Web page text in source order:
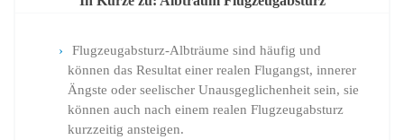
Flugzeugabsturz-Albträume sind häufig und
können das Resultat einer realen Flugangst, innerer
Ängste oder seelischer Unausgeglichenheit sein, sie
können auch nach einem realen Flugzeugabsturz
kurzzeitig ansteigen.